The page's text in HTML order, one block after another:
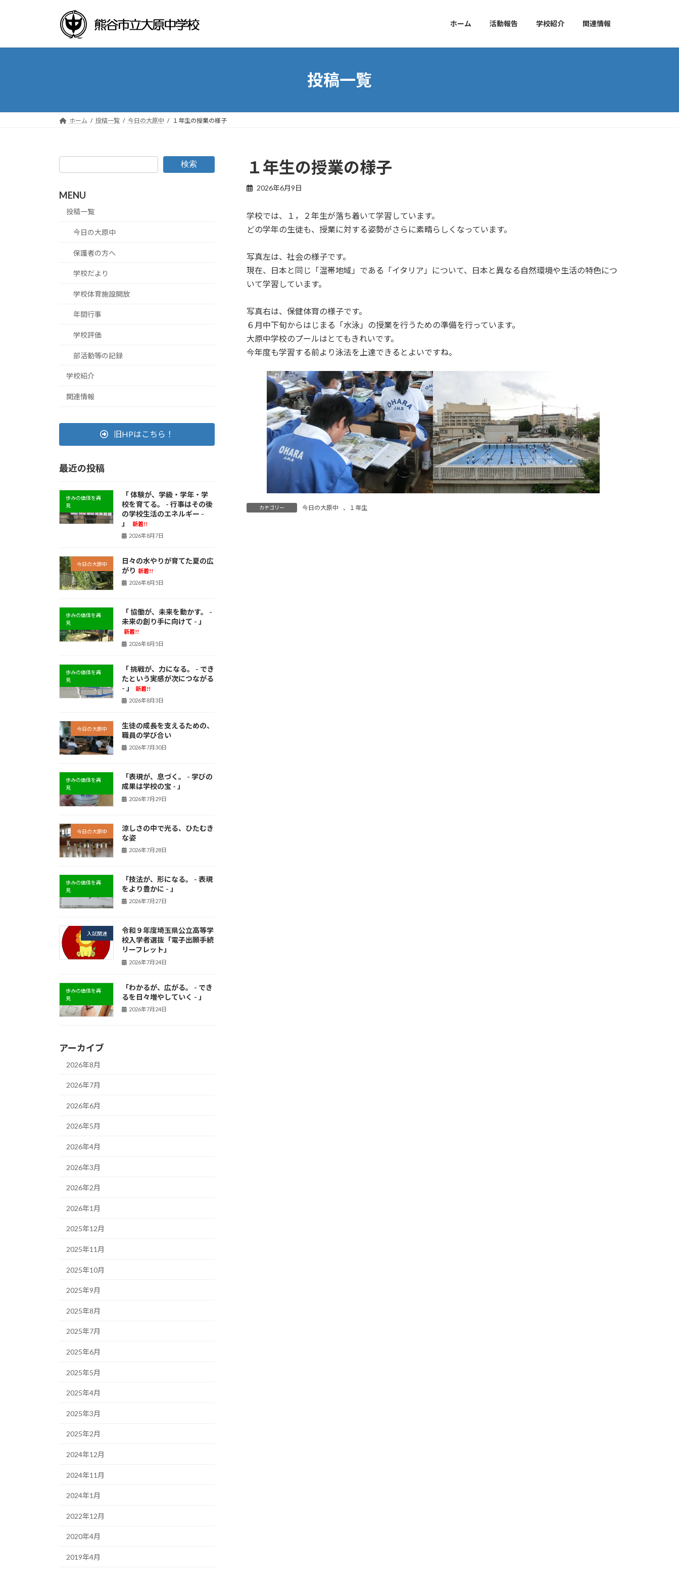
プ
動
ホーム 活動報告 学校紹介 関連情報
投稿一覧
ホーム 投稿一覧 今日の大原中 １年生の授業の様子
１年生の授業の様子
2026年6月9日
学校では、１，２年生が落ち着いて学習しています。
どの学年の生徒も、授業に対する姿勢がさらに素晴らしくなっています。
写真左は、社会の様子です。
現在、日本と同じ「温帯地域」である「イタリア」について、日本と異なる自然環境や生活の特色につ
いて学習しています。
写真右は、保健体育の様子です。
６月中下旬からはじまる「水泳」の授業を行うための準備を行っています。
大原中学校のプールはとてもきれいです。
今年度も学習する前より泳法を上達できるとよいですね。
カテゴリー 今日の大原中 、 １年生
検索
MENU
投稿一覧
今日の大原中
保護者の方へ
学校だより
学校体育施設開放
年間行事
学校評価
部活動等の記録
学校紹介
関連情報
旧HPはこちら！
最近の投稿
歩みの価値を再
見
「 体験が、学級・学年・学
校を育てる。 - 行事はその後
の学校生活のエネルギー -
」
新着!!
2026年8月7日
今日の大原中
日々の水やりが育てた夏の広
がり 新着!!
2026年8月5日
歩みの価値を再
見
「 協働が、未来を動かす。 -
未来の創り手に向けて - 」
新着!!
2026年8月5日
歩みの価値を再
見
「 挑戦が、力になる。 - でき
たという実感が次につながる
- 」
新着!!
2026年8月3日
今日の大原中
生徒の成長を支えるための、
職員の学び合い
2026年7月30日
歩みの価値を再
見
「表現が、息づく。 - 学びの
成果は学校の宝 - 」
2026年7月29日
今日の大原中
涼しさの中で光る、ひたむき
な姿
2026年7月28日
歩みの価値を再
見
「技法が、形になる。 - 表現
をより豊かに - 」
2026年7月27日
入試関連
令和９年度埼玉県公立高等学
校入学者選抜「電子出願手続
リーフレット」
2026年7月24日
歩みの価値を再
見
「わかるが、広がる。 - でき
るを日々増やしていく - 」
2026年7月24日
アーカイブ
2026年8月
2026年7月
2026年6月
2026年5月
2026年4月
2026年3月
2026年2月
2026年1月
2025年12月
2025年11月
2025年10月
2025年9月
2025年8月
2025年7月
2025年6月
2025年5月
2025年4月
2025年3月
2025年2月
2024年12月
2024年11月
2024年1月
2022年12月
2020年4月
2019年4月